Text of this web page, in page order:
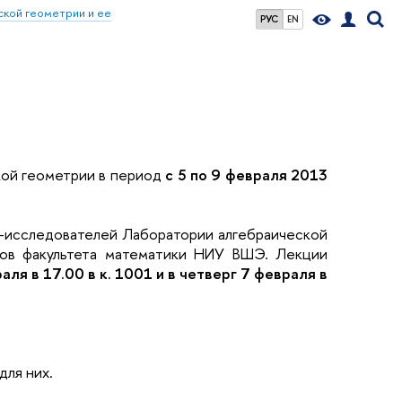
РУС EN
геометрии и ее
геометрии в период с 5 по 9 февраля 2013
Лаборатории алгебраической
факультета математики НИУ ВШЭ. Лекции
в 17.00 в к. 1001 и в четверг 7 февраля в
них.